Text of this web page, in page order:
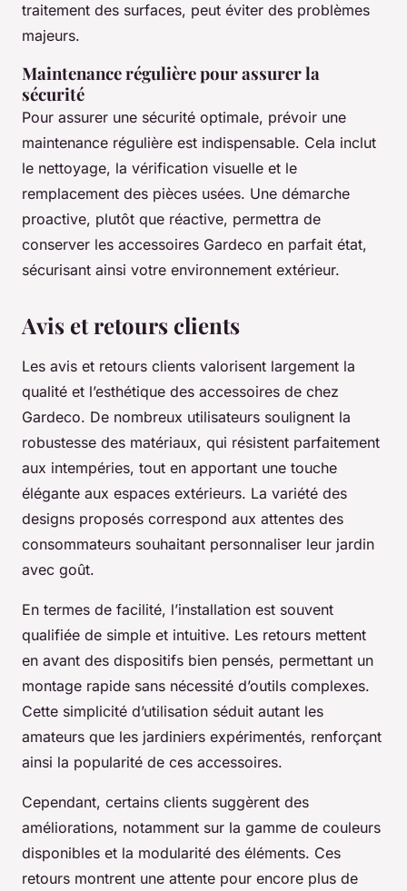
traitement des surfaces, peut éviter des problèmes
majeurs.
Maintenance régulière pour assurer la
sécurité
Pour assurer une sécurité optimale, prévoir une
maintenance régulière est indispensable. Cela inclut
le nettoyage, la vérification visuelle et le
remplacement des pièces usées. Une démarche
proactive, plutôt que réactive, permettra de
conserver les accessoires Gardeco en parfait état,
sécurisant ainsi votre environnement extérieur.
Avis et retours clients
Les avis et retours clients valorisent largement la
qualité et l’esthétique des accessoires de chez
Gardeco. De nombreux utilisateurs soulignent la
robustesse des matériaux, qui résistent parfaitement
aux intempéries, tout en apportant une touche
élégante aux espaces extérieurs. La variété des
designs proposés correspond aux attentes des
consommateurs souhaitant personnaliser leur jardin
avec goût.
En termes de facilité, l’installation est souvent
qualifiée de simple et intuitive. Les retours mettent
en avant des dispositifs bien pensés, permettant un
montage rapide sans nécessité d’outils complexes.
Cette simplicité d’utilisation séduit autant les
amateurs que les jardiniers expérimentés, renforçant
ainsi la popularité de ces accessoires.
Cependant, certains clients suggèrent des
améliorations, notamment sur la gamme de couleurs
disponibles et la modularité des éléments. Ces
retours montrent une attente pour encore plus de